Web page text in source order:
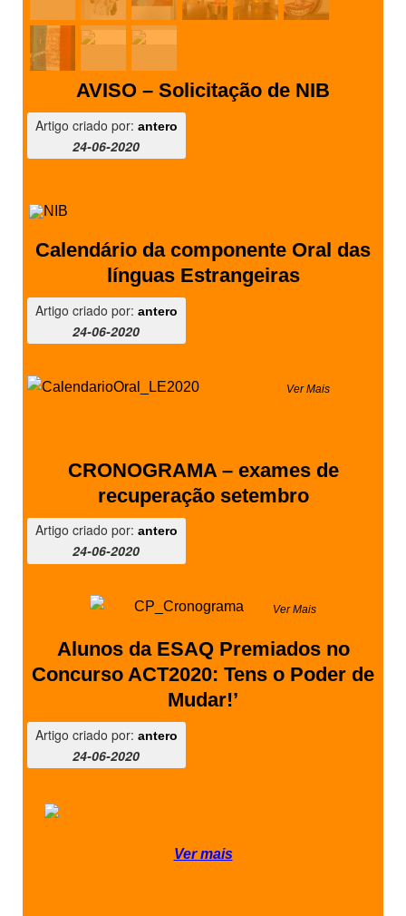
AVISO – Solicitação de NIB
Artigo criado por: antero
24-06-2020
Calendário da componente Oral das
línguas Estrangeiras
Artigo criado por: antero
24-06-2020
Ver Mais
CRONOGRAMA – exames de
recuperação setembro
Artigo criado por: antero
24-06-2020
Ver Mais
Alunos da ESAQ Premiados no
Concurso ACT2020: Tens o Poder de
Mudar!’
Artigo criado por: antero
24-06-2020
Ver mais